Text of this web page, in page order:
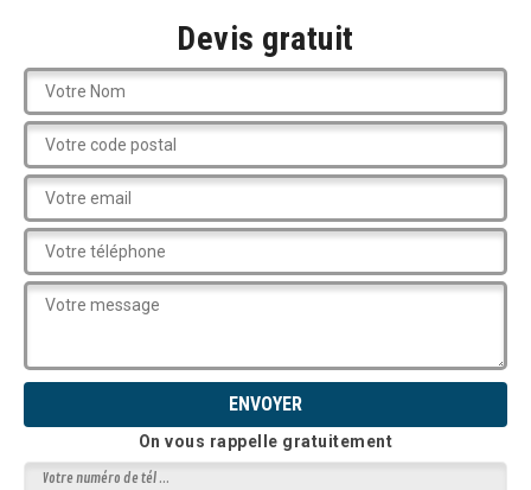
Devis gratuit
On vous rappelle gratuitement